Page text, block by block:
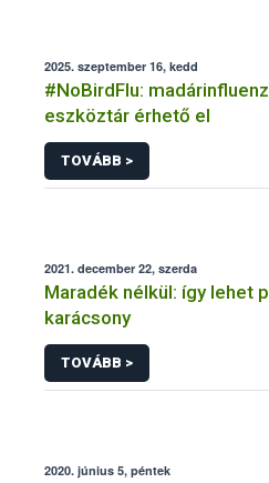
2025. szeptember 16, kedd
#NoBirdFlu:
eszköztár érhető el
TOVÁBB >
2021. december 22, szerda
Maradék nélkül: így lehet
karácsony
TOVÁBB >
2020. június 5, péntek